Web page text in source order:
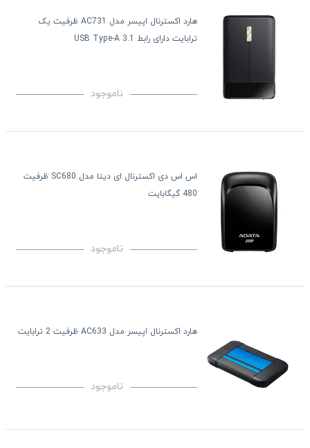
هارد اکسترنال اپیسر مدل AC731 ظرفیت یک
ترابایت دارای رابط USB Type-A 3.1
ناموجود
اس اس دی اکسترنال ای دیتا مدل SC680 ظرفیت
480 گیگابایت
ناموجود
هارد اکسترنال اپیسر مدل AC633 ظرفیت 2 ترابایت
ناموجود